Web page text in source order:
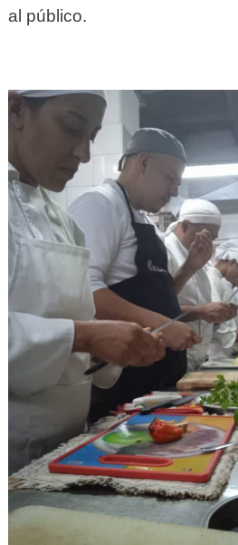
al público.